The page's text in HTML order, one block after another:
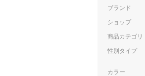
ブランド
ショップ
商品カテゴリ
性別タイプ
カラー